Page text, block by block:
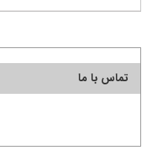
تماس با ما